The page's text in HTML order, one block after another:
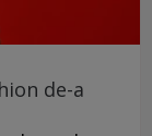
de-a